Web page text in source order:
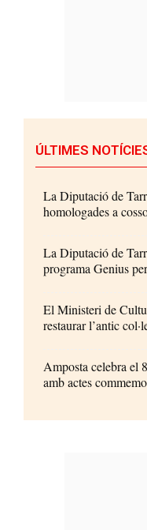
ÚLTIMES
La Diputació de
homologades a
La Diputació de
programa Genius
El Ministeri de
restaurar l’antic
Amposta celebra el
amb actes